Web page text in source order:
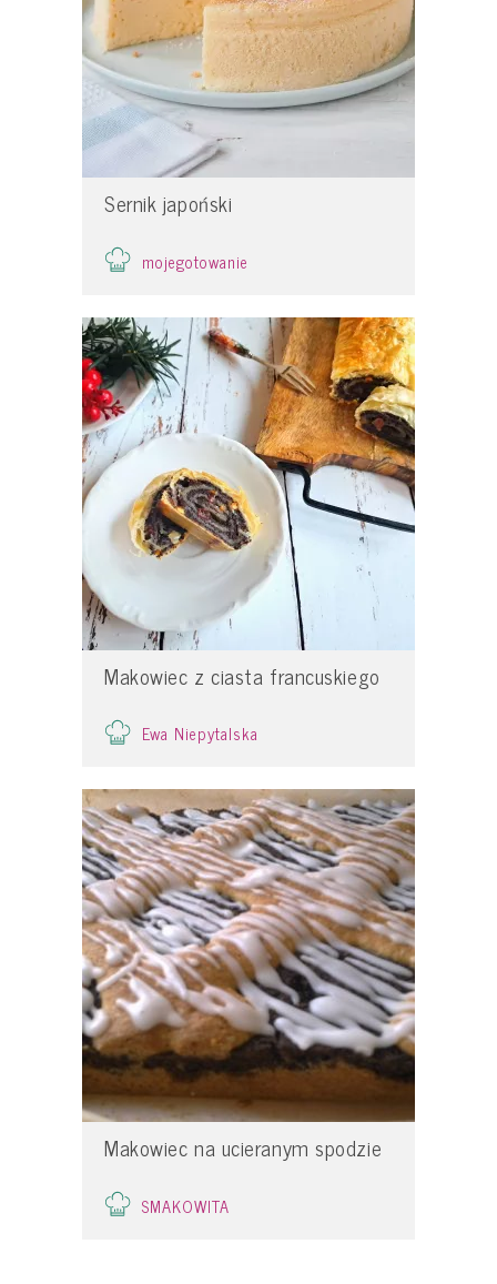
Sernik japoński
mojegotowanie
Makowiec z ciasta francuskiego
Ewa Niepytalska
Makowiec na ucieranym spodzie
SMAKOWITA